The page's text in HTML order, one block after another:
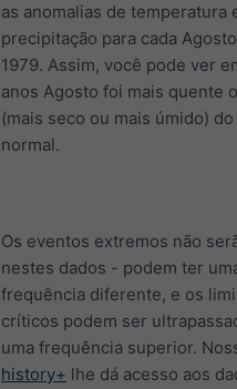
as anomalias de temperatura
precipitação para cada
1979. Assim, você pode ver
anos Agosto foi mais quente
(mais seco ou mais úmido)
normal.
Os eventos extremos não
nestes dados - podem ter
frequência diferente, e os
críticos podem ser
uma frequência superior.
history+ lhe dá acesso aos